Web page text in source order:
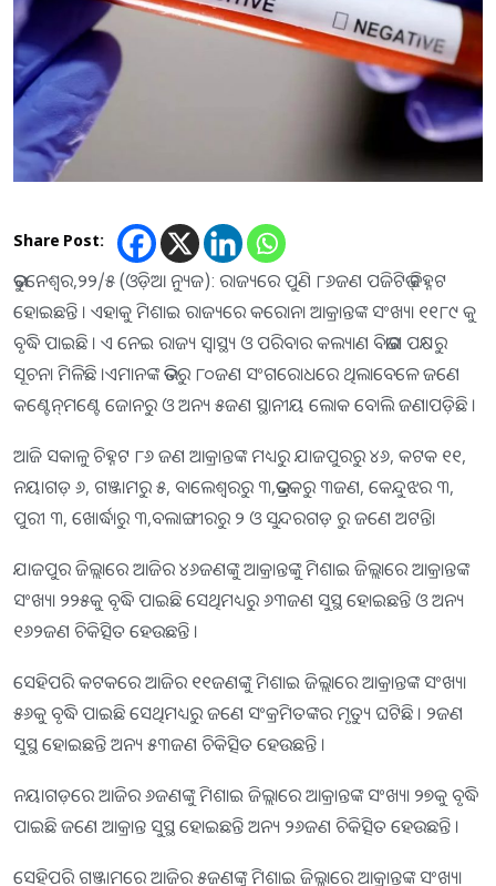
Share Post:
ଭୁବନେଶ୍ୱର,୨୨/୫ (ଓଡ଼ିଆ ନ୍ୟୁଜ): ରାଜ୍ୟରେ ପୁଣି ୮୬ଜଣ ପଜିଟିଭ୍ ଚିହ୍ନଟ
ହୋଇଛନ୍ତି । ଏହାକୁ ମିଶାଇ ରାଜ୍ୟରେ କରୋନା ଆକ୍ରାନ୍ତଙ୍କ ସଂଖ୍ୟା ୧୧୮୯ କୁ
ବୃଦ୍ଧି ପାଇଛି । ଏ ନେଇ ରାଜ୍ୟ ସ୍ୱାସ୍ଥ୍ୟ ଓ ପରିବାର କଲ୍ୟାଣ ବିଭାଗ ପକ୍ଷରୁ
ସୂଚନା ମିଳିଛି ।ଏମାନଙ୍କ ଭିତରୁ ୮୦ଜଣ ସଂଗରୋଧରେ ଥିଲାବେଳେ ଜଣେ
କଣ୍ଟେନ୍‌ମଣ୍ଟେ ଜୋନରୁ ଓ ଅନ୍ୟ ୫ଜଣ ସ୍ଥାନୀୟ ଲୋକ ବୋଲି ଜଣାପଡ଼ିଛି ।
ଆଜି ସକାଳୁ ଚିହ୍ନଟ ୮୬ ଜଣ ଆକ୍ରାନ୍ତଙ୍କ ମଧ୍ୟରୁ ଯାଜପୁରରୁ ୪୬, କଟକ ୧୧,
ନୟାଗଡ଼ ୬, ଗଞ୍ଜାମରୁ ୫, ବାଲେଶ୍ୱରରୁ ୩,ଭଦ୍ରକରୁ ୩ଜଣ, କେନ୍ଦୁଝର ୩,
ପୁରୀ ୩, ଖୋର୍ଦ୍ଧାରୁ ୩,ବଲାଙ୍ଗୀରରୁ ୨ ଓ ସୁନ୍ଦରଗଡ଼ ରୁ ଜଣେ ଅଟନ୍ତି।
ଯାଜପୁର ଜିଲ୍ଲାରେ ଆଜିର ୪୬ଜଣଙ୍କୁ ଆକ୍ରାନ୍ତଙ୍କୁ ମିଶାଇ ଜିଲ୍ଲାରେ ଆକ୍ରାନ୍ତଙ୍କ
ସଂଖ୍ୟା ୨୨୫କୁ ବୃଦ୍ଧି ପାଇଛି ସେଥିମଧ୍ୟରୁ ୬୩ଜଣ ସୁସ୍ଥ ହୋଇଛନ୍ତି ଓ ଅନ୍ୟ
୧୬୨ଜଣ ଚିକିତ୍ସିତ ହେଉଛନ୍ତି ।
ସେହିପରି କଟକରେ ଆଜିର ୧୧ଜଣଙ୍କୁ ମିଶାଇ ଜିଲ୍ଲାରେ ଆକ୍ରାନ୍ତଙ୍କ ସଂଖ୍ୟା
୫୬କୁ ବୃଦ୍ଧି ପାଇଛି ସେଥିମଧ୍ୟରୁ ଜଣେ ସଂକ୍ରମିତଙ୍କର ମୃତ୍ୟୁ ଘଟିଛି । ୨ଜଣ
ସୁସ୍ଥ ହୋଇଛନ୍ତି ଅନ୍ୟ ୫୩ଜଣ ଚିକିତ୍ସିତ ହେଉଛନ୍ତି ।
ନୟାଗଡ଼ରେ ଆଜିର ୬ଜଣଙ୍କୁ ମିଶାଇ ଜିଲ୍ଲାରେ ଆକ୍ରାନ୍ତଙ୍କ ସଂଖ୍ୟା ୨୭କୁ ବୃଦ୍ଧି
ପାଇଛି ଜଣେ ଆକ୍ରାନ୍ତ ସୁସ୍ଥ ହୋଇଛନ୍ତି ଅନ୍ୟ ୨୬ଜଣ ଚିକିତ୍ସିତ ହେଉଛନ୍ତି ।
ସେହିପରି ଗଞ୍ଜାମରେ ଆଜିର ୫ଜଣଙ୍କୁ ମିଶାଇ ଜିଲ୍ଲାରେ ଆକ୍ରାନ୍ତଙ୍କ ସଂଖ୍ୟା